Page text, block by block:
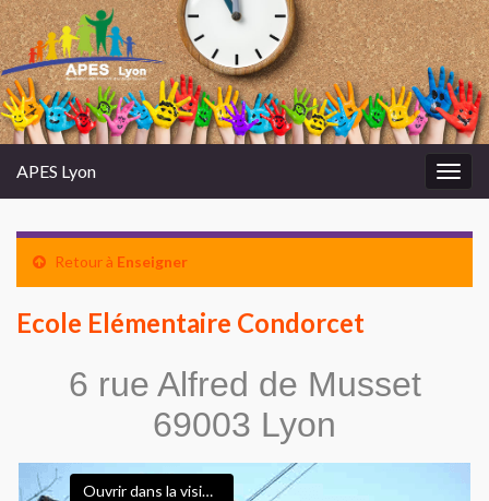
APES Lyon
Retour à Enseigner
Ecole Elémentaire Condorcet
6 rue Alfred de Musset
69003 Lyon
Ouvrir dans la visionneuse